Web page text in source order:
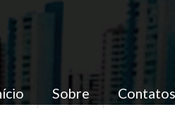
Sobre Contatos